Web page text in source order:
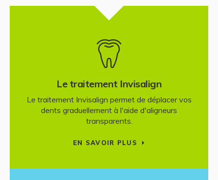
Le traitement Invisalign
Le traitement Invisalign permet de déplacer vos
dents graduellement à l'aide d'aligneurs
transparents.
EN SAVOIR PLUS